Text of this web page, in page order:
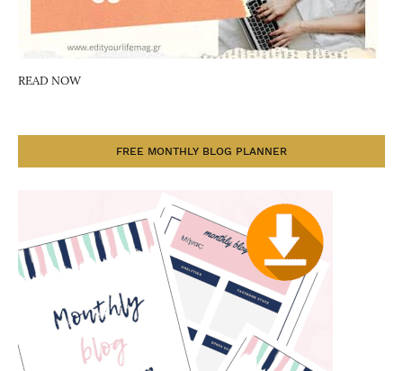
READ NOW
FREE MONTHLY BLOG PLANNER